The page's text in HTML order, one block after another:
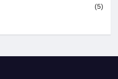
(5)